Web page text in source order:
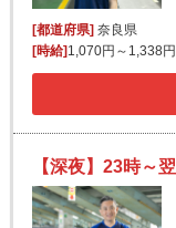
[都道府県]奈良県
[時給]1,070円～1,338円